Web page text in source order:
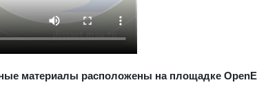
материалы расположены на площадке